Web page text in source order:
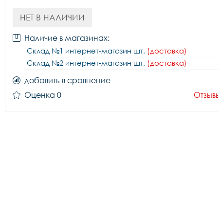
НЕТ В НАЛИЧИИ
Наличие в магазинах:
Склад №1 интернет-магазин шт. (доставка)
Склад №2 интернет-магазин шт. (доставка)
добавить в сравнение
Оценка 0